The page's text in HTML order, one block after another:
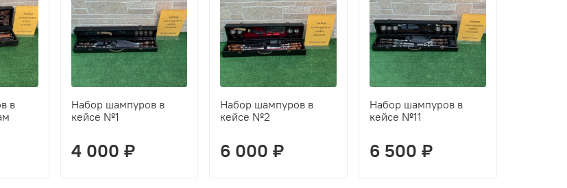
в
Набор шампуров в
кейсе №1
4 000 ₽
Набор шампуров в
кейсе №2
6 000 ₽
Набор шампуров в
кейсе №11
6 500 ₽